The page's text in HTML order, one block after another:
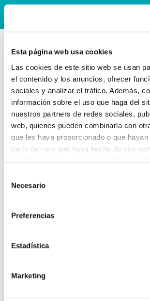
Esta página web usa cookies
Las cookies de este sitio web se usan
el contenido y los anuncios, ofrecer
sociales y analizar el tráfico. Además,
información sobre el uso que haga del
nuestros partners de redes sociales,
web, quienes pueden combinarla con
que les haya proporcionado o que
partir del uso que haya hecho de sus
Necesario
Preferencias
Estadística
Marketing